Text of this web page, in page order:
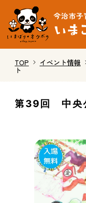
TOP イベント情報
ト
第39回 中央